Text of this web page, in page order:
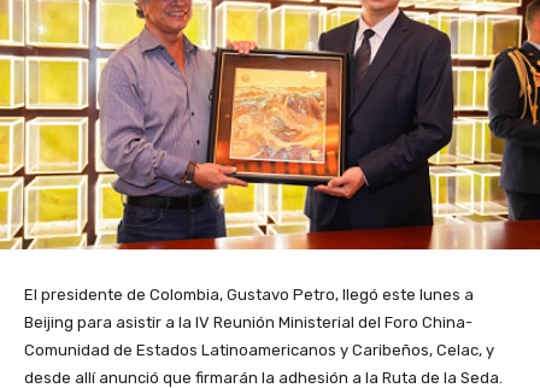
El presidente de Colombia, Gustavo Petro, llegó este lunes a
Beijing para asistir a la IV Reunión Ministerial del Foro China-
Comunidad de Estados Latinoamericanos y Caribeños, Celac, y
desde allí anunció que firmarán la adhesión a la Ruta de la Seda.